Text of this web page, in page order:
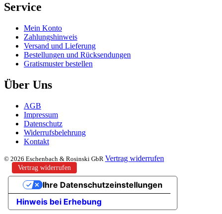
Service
Mein Konto
Zahlungshinweis
Versand und Lieferung
Bestellungen und Rücksendungen
Gratismuster bestellen
Über Uns
AGB
Impressum
Datenschutz
Widerrufsbelehrung
Kontakt
© 2026 Eschenbach & Rosinski GbR Vertrag widerrufen
Vertrag widerrufen
Hinweis bei Erhebung
Ihre Datenschutzeinstellungen